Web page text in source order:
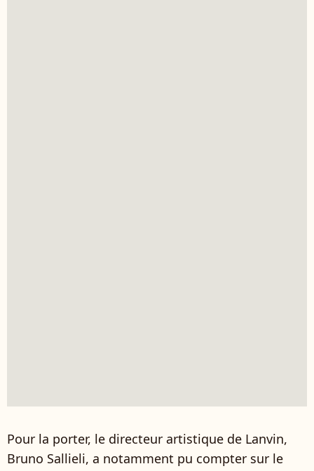
Pour la porter, le directeur artistique de Lanvin,
Bruno Sallieli, a notamment pu compter sur le